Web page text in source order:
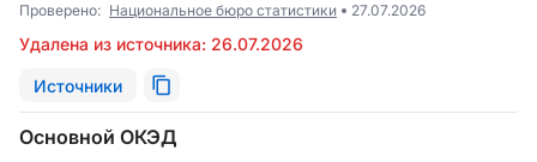
Проверено: Национальное бюро статистики 27.07.2026
Удалена из источника: 26.07.2026
Источники
Основной ОКЭД